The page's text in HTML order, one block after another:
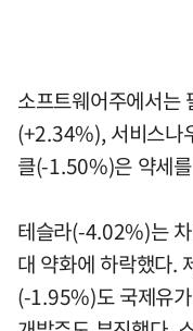
소프트웨어주에서
(+2.34%), 서비스나
클(-1.50%)은 약세
테슬라(-4.02%)는
대 약화에 하락했다.
(-1.95%)도 국제유